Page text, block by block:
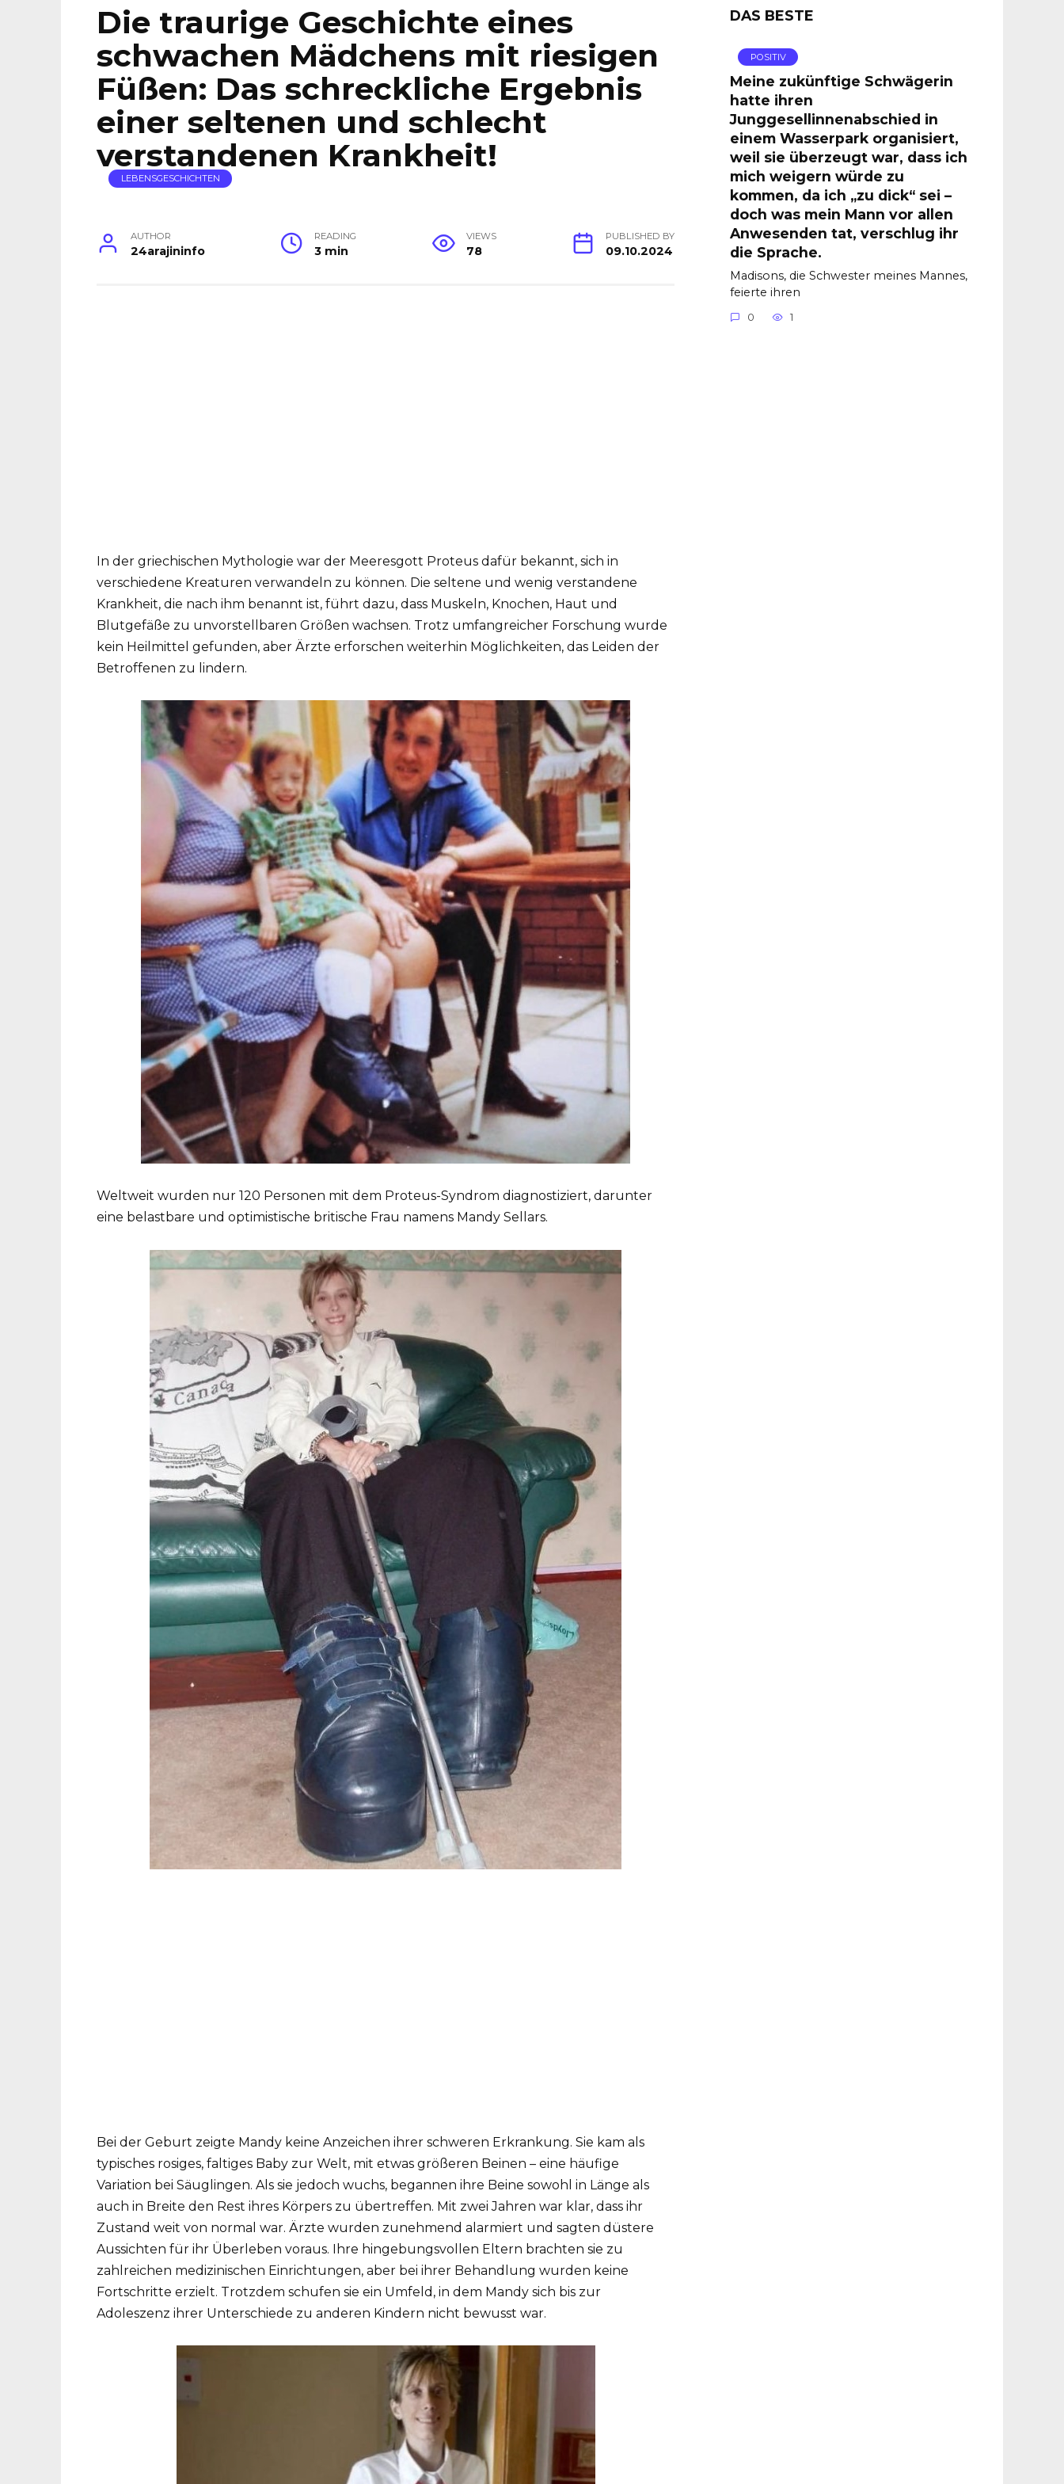
Die traurige Geschichte eines
schwachen Mädchens mit riesigen
Füßen: Das schreckliche Ergebnis
einer seltenen und schlecht
verstandenen Krankheit!
LEBENSGESCHICHTEN
AUTHOR
24arajininfo
READING
3 min
VIEWS
78
PUBLISHED BY
09.10.2024
In der griechischen Mythologie war der Meeresgott Proteus dafür bekannt, sich in
verschiedene Kreaturen verwandeln zu können. Die seltene und wenig verstandene
Krankheit, die nach ihm benannt ist, führt dazu, dass Muskeln, Knochen, Haut und
Blutgefäße zu unvorstellbaren Größen wachsen. Trotz umfangreicher Forschung wurde
kein Heilmittel gefunden, aber Ärzte erforschen weiterhin Möglichkeiten, das Leiden der
Betroffenen zu lindern.
Weltweit wurden nur 120 Personen mit dem Proteus-Syndrom diagnostiziert, darunter
eine belastbare und optimistische britische Frau namens Mandy Sellars.
Bei der Geburt zeigte Mandy keine Anzeichen ihrer schweren Erkrankung. Sie kam als
typisches rosiges, faltiges Baby zur Welt, mit etwas größeren Beinen – eine häufige
Variation bei Säuglingen. Als sie jedoch wuchs, begannen ihre Beine sowohl in Länge als
auch in Breite den Rest ihres Körpers zu übertreffen. Mit zwei Jahren war klar, dass ihr
Zustand weit von normal war. Ärzte wurden zunehmend alarmiert und sagten düstere
Aussichten für ihr Überleben voraus. Ihre hingebungsvollen Eltern brachten sie zu
zahlreichen medizinischen Einrichtungen, aber bei ihrer Behandlung wurden keine
Fortschritte erzielt. Trotzdem schufen sie ein Umfeld, in dem Mandy sich bis zur
Adoleszenz ihrer Unterschiede zu anderen Kindern nicht bewusst war.
DAS BESTE
POSITIV
Meine zukünftige Schwägerin
hatte ihren
Junggesellinnenabschied in
einem Wasserpark organisiert,
weil sie überzeugt war, dass ich
mich weigern würde zu
kommen, da ich „zu dick“ sei –
doch was mein Mann vor allen
Anwesenden tat, verschlug ihr
die Sprache.
Madisons, die Schwester meines Mannes,
feierte ihren
0 1